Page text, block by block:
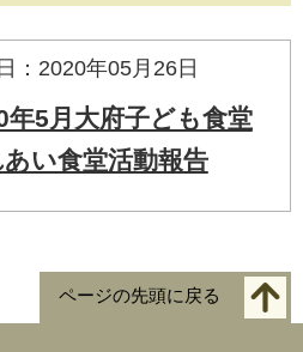
：2020年05月26日
年5月大府子ども食堂
い食堂活動報告
ページの先頭に戻る